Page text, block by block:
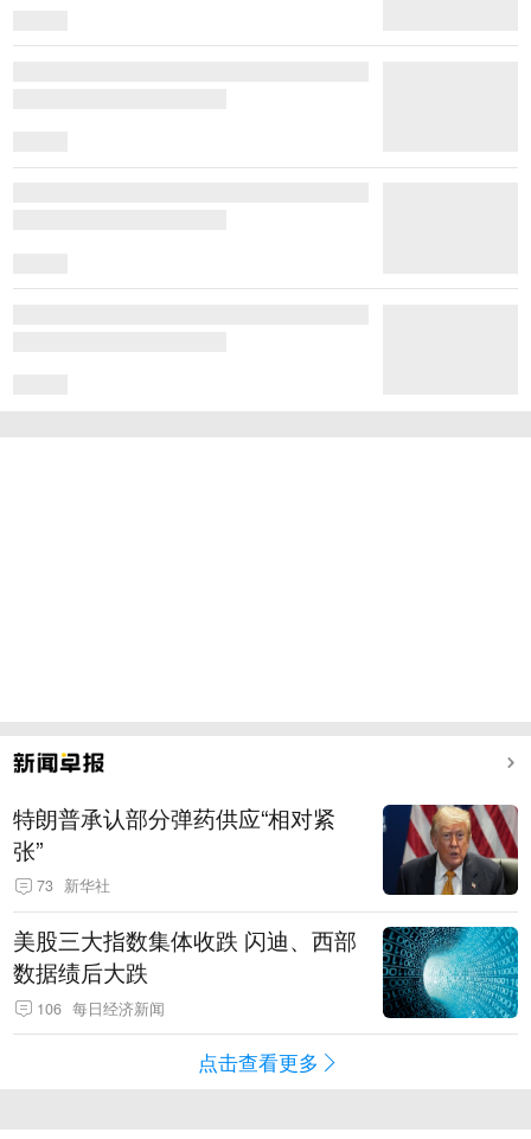
特朗普承认部分弹药供应“相对紧
张”
73 新华社
美股三大指数集体收跌 闪迪、西部
数据绩后大跌
106 每日经济新闻
点击查看更多